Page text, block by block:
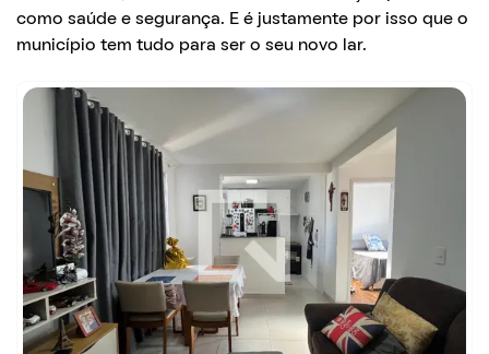
como saúde e segurança. E é justamente por isso que o
município tem tudo para ser o seu novo lar.